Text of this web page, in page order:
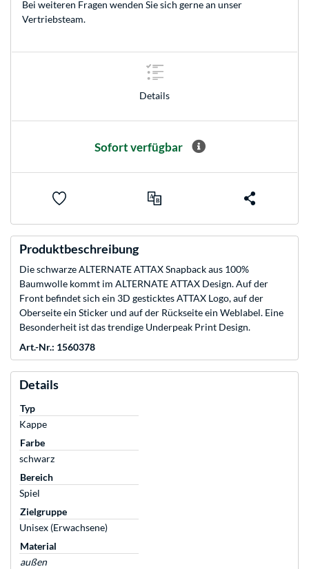
Bei weiteren Fragen wenden Sie sich gerne an unser
Vertriebsteam.
Details
Sofort verfügbar
Produktbeschreibung
Die schwarze ALTERNATE ATTAX Snapback aus 100%
Baumwolle kommt im ALTERNATE ATTAX Design. Auf der
Front befindet sich ein 3D gesticktes ATTAX Logo, auf der
Oberseite ein Sticker und auf der Rückseite ein Weblabel. Eine
Besonderheit ist das trendige Underpeak Print Design.
Art.-Nr.: 1560378
Details
Typ
Kappe
Farbe
schwarz
Bereich
Spiel
Zielgruppe
Unisex (Erwachsene)
Material
außen